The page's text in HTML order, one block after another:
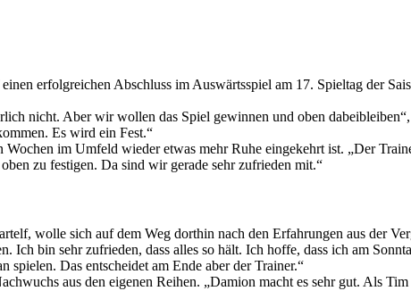
erfolgreichen Abschluss im Auswärtsspiel am 17. Spieltag der
nicht. Aber wir wollen das Spiel gewinnen und oben
Es wird ein Fest.“
im Umfeld wieder etwas mehr Ruhe eingekehrt ist. „Der
zu festigen. Da sind wir gerade sehr zufrieden mit.“
wolle sich auf dem Weg dorthin nach den Erfahrungen aus der
Ich bin sehr zufrieden, dass alles so hält. Ich hoffe, dass ich am
Das entscheidet am Ende aber der Trainer.“
aus den eigenen Reihen. „Damion macht es sehr gut. Als